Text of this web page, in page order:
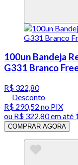
100un Bandeja
G331 Branco
R$ 322,80
Desconto
R$ 290,52 no PIX
ou R$ 322,80em até
COMPRAR AGORA